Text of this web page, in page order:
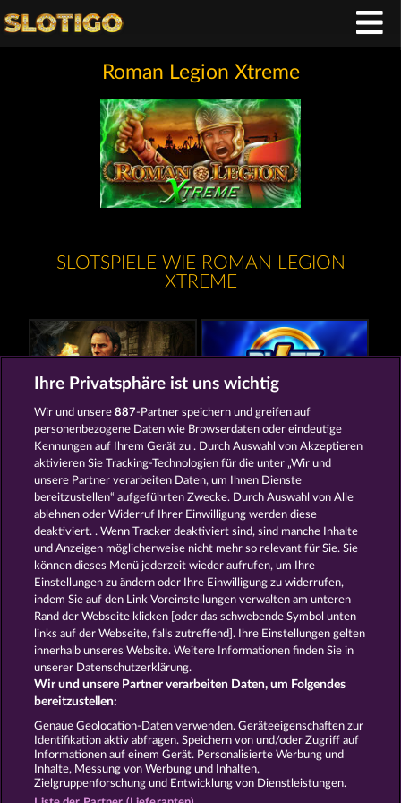
Roman Legion Xtreme
SLOTSPIELE WIE ROMAN LEGION
XTREME
Balthazar Blitz Coins
Super Piggy Coins
AGB Datenschutz Impressum
Unternehmensseite
Affiliate-Programm
Widerruf einreichen
Ihre Privatsphäre ist uns wichtig
Wir und unsere887-Partner speichern und greifen auf
personenbezogene Daten wie Browserdaten oder eindeutige
Kennungen auf Ihrem Gerät zu . Durch Auswahl von Akzeptieren
aktivieren Sie Tracking-Technologien für die unter „Wir und
unsere Partner verarbeiten Daten, um Ihnen Dienste
bereitzustellen“ aufgeführten Zwecke. Durch Auswahl von Alle
ablehnen oder Widerruf Ihrer Einwilligung werden diese
deaktiviert. . Wenn Tracker deaktiviert sind, sind manche Inhalte
und Anzeigen möglicherweise nicht mehr so ​​relevant für Sie. Sie
können dieses Menü jederzeit wieder aufrufen, um Ihre
Einstellungen zu ändern oder Ihre Einwilligung zu widerrufen,
indem Sie auf den Link Voreinstellungen verwalten am unteren
Rand der Webseite klicken [oder das schwebende Symbol unten
links auf der Webseite, falls zutreffend]. Ihre Einstellungen gelten
innerhalb unseres Website. Weitere Informationen finden Sie in
unserer Datenschutzerklärung.
Wir und unsere Partner verarbeiten Daten, um Folgendes
bereitzustellen:
Genaue Geolocation-Daten verwenden. Geräteeigenschaften zur
Identifikation aktiv abfragen. Speichern von und/oder Zugriff auf
Informationen auf einem Gerät. Personalisierte Werbung und
Inhalte, Messung von Werbung und Inhalten,
Zielgruppenforschung und Entwicklung von Dienstleistungen.